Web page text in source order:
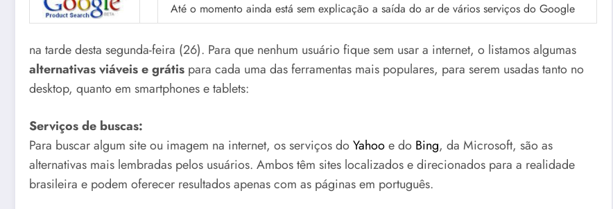
Até o momento ainda está sem explicação a saída do ar de vários serviços do Google
na tarde desta segunda-feira (26). Para que nenhum usuário fique sem usar a internet, o listamos algumas
alternativas viáveis e grátis para cada uma das ferramentas mais populares, para serem usadas tanto no
desktop, quanto em smartphones e tablets:
Serviços de buscas:
Para buscar algum site ou imagem na internet, os serviços doYahooe do Bing, da Microsoft, são as
alternativas mais lembradas pelos usuários. Ambos têm sites localizados e direcionados para a realidade
brasileira e podem oferecer resultados apenas com as páginas em português.